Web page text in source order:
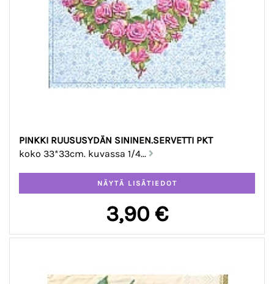
PINKKI RUUSUSYDÄN SININEN.SERVETTI PKT
koko 33*33cm. kuvassa 1/4...
3,90 €